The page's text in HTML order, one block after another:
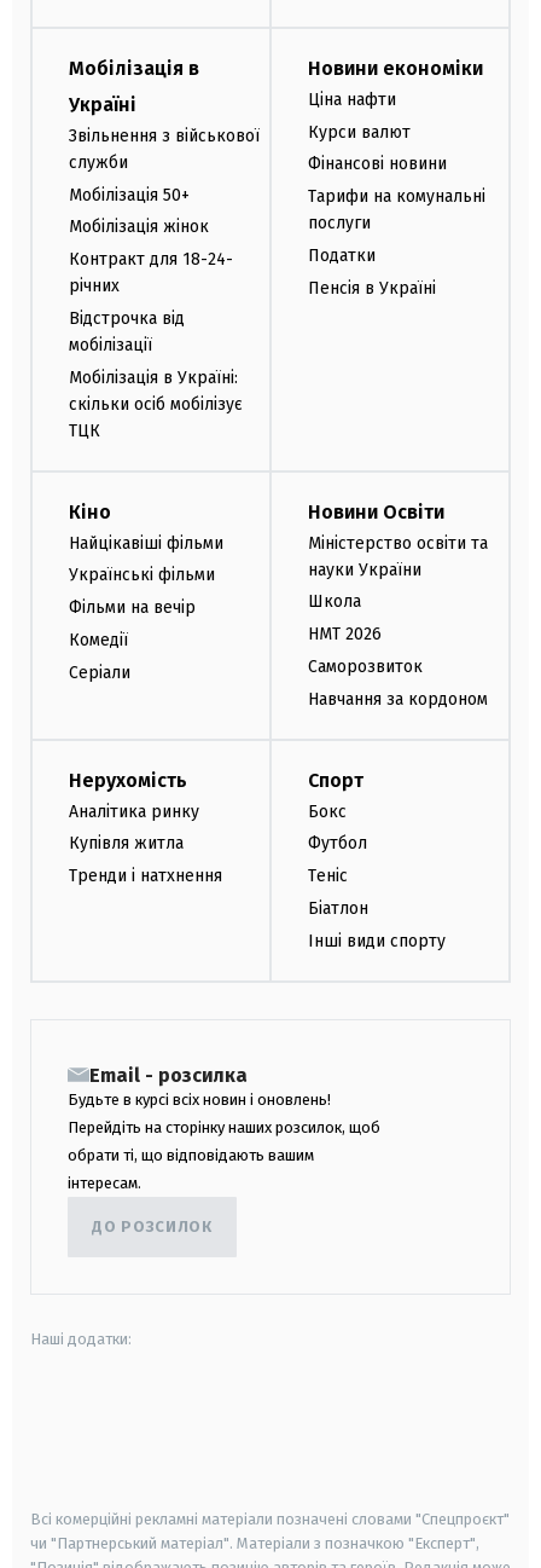
Мобілізація в
Україні
Звільнення з військової
служби
Мобілізація 50+
Мобілізація жінок
Контракт для 18-24-
річних
Відстрочка від
мобілізації
Мобілізація в Україні:
скільки осіб мобілізує
ТЦК
Новини економіки
Ціна нафти
Курси валют
Фінансові новини
Тарифи на комунальні
послуги
Податки
Пенсія в Україні
Кіно
Найцікавіші фільми
Українські фільми
Фільми на вечір
Комедії
Серіали
Новини Освіти
Міністерство освіти та
науки України
Школа
НМТ 2026
Саморозвиток
Навчання за кордоном
Нерухомість
Аналітика ринку
Купівля житла
Тренди і натхнення
Спорт
Бокс
Футбол
Теніс
Біатлон
Інші види спорту
Email - розсилка
Будьте в курсі всіх новин і оновлень!
Перейдіть на сторінку наших розсилок, щоб
обрати ті, що відповідають вашим
інтересам.
ДО РОЗСИЛОК
Наші додатки:
Всі комерційні рекламні матеріали позначені словами "Спецпроєкт"
чи "Партнерський матеріал". Матеріали з позначкою "Експерт",